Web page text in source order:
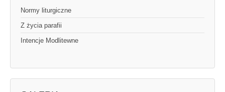
Normy liturgiczne
Z życia parafii
Intencje Modlitewne